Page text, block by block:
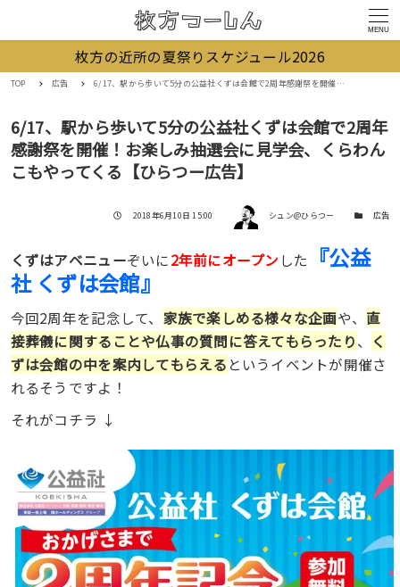
MENU
枚方の近所の夏祭りスケジュール2026
TOP 広告 6/17、駅から歩いて5分の公益社くずは会館で2周年感謝祭を開催！お楽しみ抽選会に見学会、くらわんこもやってくる【ひらつー広告】
6/17、駅から歩いて5分の公益社くずは会館で2周年
感謝祭を開催！お楽しみ抽選会に見学会、くらわん
こもやってくる【ひらつー広告】
投稿日
2018年6月10日 15:00 著者 シュン@ひらつー カテゴリー
広告
くずはアベニューぞいに2年前にオープン した
『公益
社 くずは会館』
今回2周年を記念して、 家族で楽しめる様々な企画や、 直
接葬儀に関することや仏事の質問に答えてもらったり、
く
ずは会館の中を案内してもらえる というイベントが開催さ
れるそうですよ！
それがコチラ ↓